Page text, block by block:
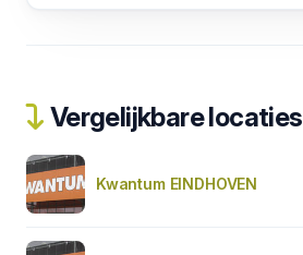
Vergelijkbare locaties
Kwantum EINDHOVEN